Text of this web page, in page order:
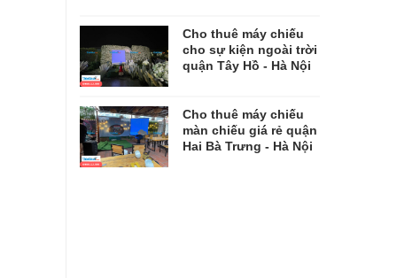
Cho thuê máy chiếu
cho sự kiện ngoài trời
quận Tây Hồ - Hà Nội
Cho thuê máy chiếu
màn chiếu giá rẻ quận
Hai Bà Trưng - Hà Nội